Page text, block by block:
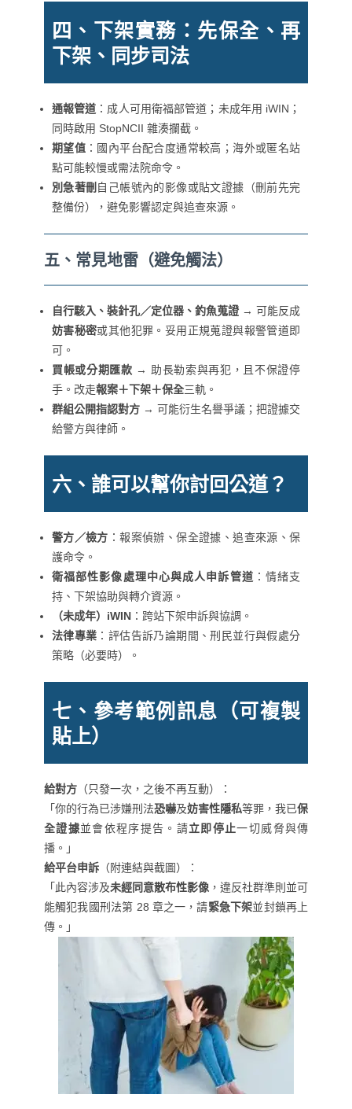
四、下架實務：先保全、再
下架、同步司法
通報管道 ：成人可用衛福部管道；未成年用 iWIN；
同時啟用 StopNCII 雜湊攔截。
期望值 ：國內平台配合度通常較高；海外或匿名站
點可能較慢或需法院命令。
別急著刪 自己帳號內的影像或貼文證據（刪前先完
整備份），避免影響認定與追查來源。
五、常見地雷（避免觸法）
自行駭入、裝針孔／定位器、釣魚蒐證 → 可能反成
妨害秘密或其他犯罪。妥用正規蒐證與報警管道即
可。
買帳或分期匯款 → 助長勒索與再犯，且不保證停
手。改走報案＋下架＋保全三軌。
群組公開指認對方→ 可能衍生名譽爭議；把證據交
給警方與律師。
六、誰可以幫你討回公道？
警方／檢方 ：報案偵辦、保全證據、追查來源、保
護命令。
衛福部性影像處理中心與成人申訴管道 ：情緒支
持、下架協助與轉介資源。
（未成年）iWIN：跨站下架申訴與協調。
法律專業 ：評估告訴乃論期間、刑民並行與假處分
策略（必要時）。
七、參考範例訊息（可複製
貼上）
給對方（只發一次，之後不再互動）：
「你的行為已涉嫌刑法恐嚇及妨害性隱私等罪，我已保
全證據並會依程序提告。請立即停止一切威脅與傳
播。」
給平台申訴（附連結與截圖）：
「此內容涉及未經同意散布性影像 ，違反社群準則並可
能觸犯我國刑法第 28 章之一，請緊急下架並封鎖再上
傳。」